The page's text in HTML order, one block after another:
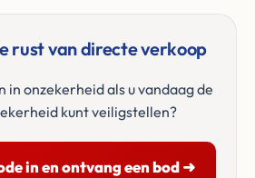
rust van directe verkoop
in onzekerheid als u vandaag de
kunt veiligstellen?
in en ontvang een bod ➜